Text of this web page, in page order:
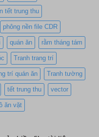
tết trung thu
phông nền file CDR
quán ăn rằm tháng tám
Tranh trang trí
trí quán ăn Tranh tường
tết trung thu vector
ăn vặt